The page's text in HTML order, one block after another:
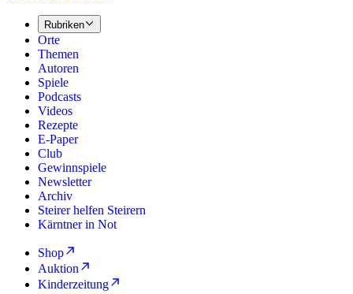
Rubriken
Orte
Themen
Autoren
Spiele
Podcasts
Videos
Rezepte
E-Paper
Club
Gewinnspiele
Newsletter
Archiv
Steirer helfen Steirern
Kärntner in Not
Shop
Auktion
Kinderzeitung